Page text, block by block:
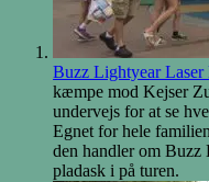
Buzz Lightyear Laser
kæmpe mod Kejser
undervejs for at se
Egnet for hele
den handler om Buzz
pladask i på turen.